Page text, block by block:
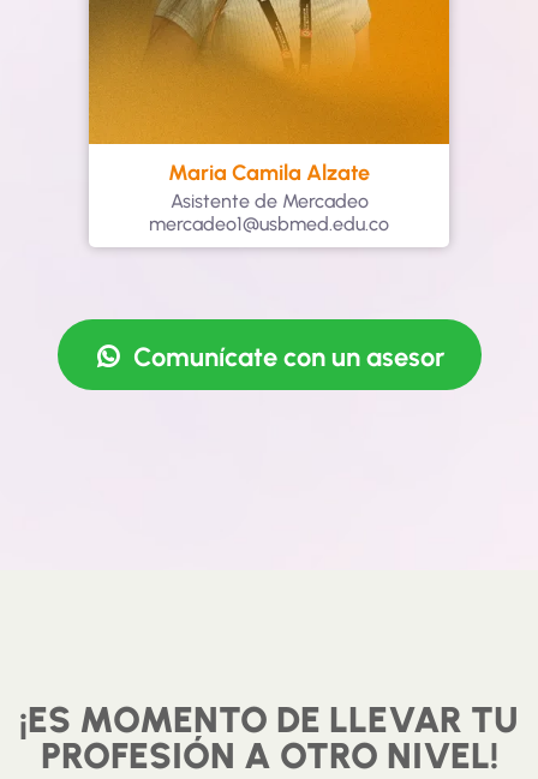
Maria Camila Alzate
Asistente de Mercadeo
mercadeo1@usbmed.edu.co
Comunícate con un asesor
¡ES MOMENTO DE LLEVAR TU
PROFESIÓN A OTRO NIVEL!